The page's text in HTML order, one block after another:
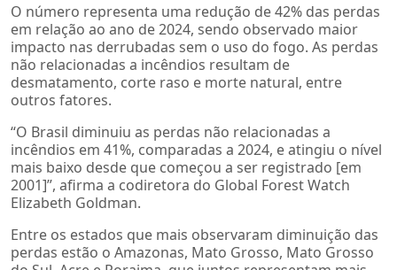
O número representa uma redução de 42% das perdas
em relação ao ano de 2024, sendo observado maior
impacto nas derrubadas sem o uso do fogo. As perdas
não relacionadas a incêndios resultam de
desmatamento, corte raso e morte natural, entre
outros fatores.
“O Brasil diminuiu as perdas não relacionadas a
incêndios em 41%, comparadas a 2024, e atingiu o nível
mais baixo desde que começou a ser registrado [em
2001]”, afirma a codiretora do Global Forest Watch
Elizabeth Goldman.
Entre os estados que mais observaram diminuição das
perdas estão o Amazonas, Mato Grosso, Mato Grosso